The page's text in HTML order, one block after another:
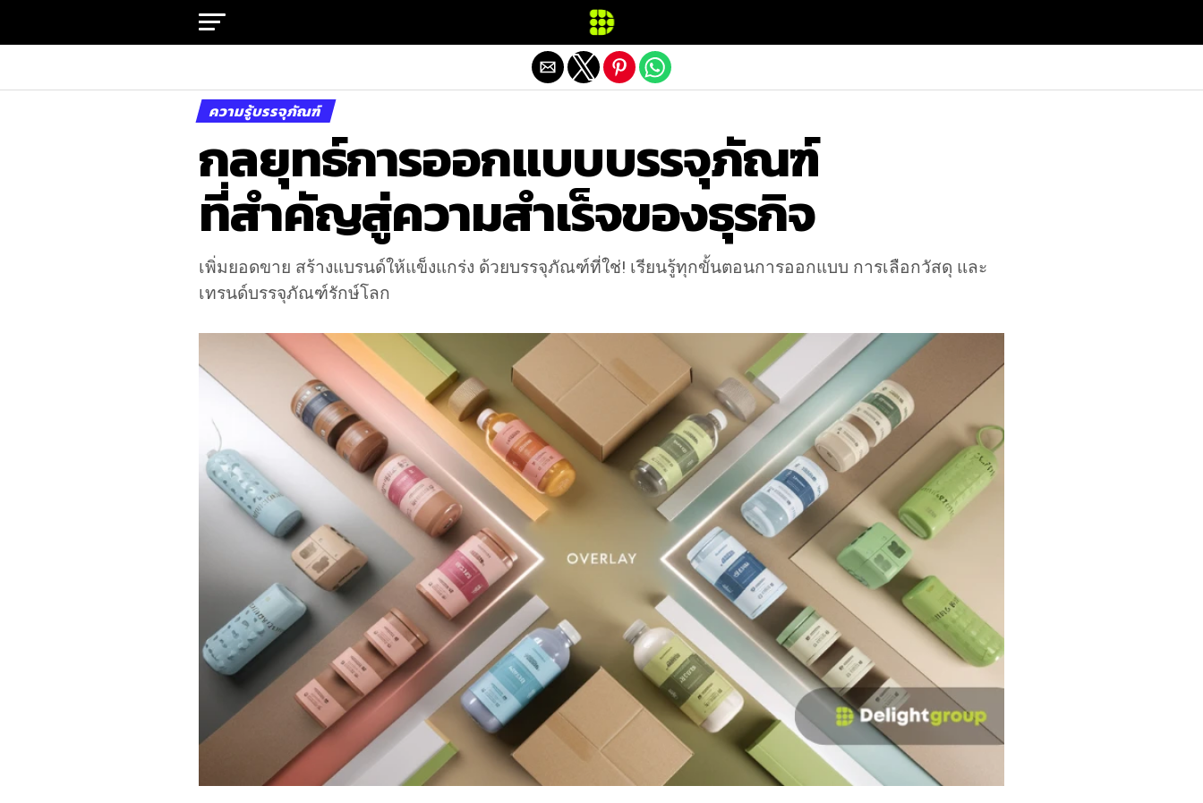
ความรู้บรรจุภัณฑ์
กลยุทธ์การออกแบบบรรจุภัณฑ์
ที่สำคัญสู่ความสำเร็จของธุรกิจ
เพิ่มยอดขาย สร้างแบรนด์ให้แข็งแกร่ง ด้วยบรรจุภัณฑ์ที่ใช่! เรียนรู้ทุกขั้นตอนการออกแบบ การเลือกวัสดุ และ
เทรนด์บรรจุภัณฑ์รักษ์โลก
Exit mobile version